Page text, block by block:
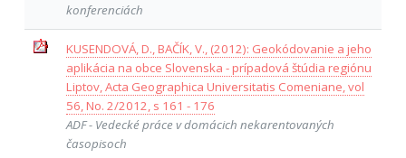
konferenciách
KUSENDOVÁ, D., BAČÍK, V., (2012): Geokódovanie a jeho
aplikácia na obce Slovenska - prípadová štúdia regiónu
Liptov, Acta Geographica Universitatis Comeniane, vol
56, No. 2/2012, s 161 - 176
ADF - Vedecké práce v domácich nekarentovaných
časopisoch